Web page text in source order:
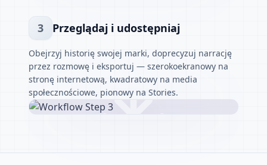
3 Przeglądaj i udostępniaj
Obejrzyj historię swojej marki, doprecyzuj narrację
przez rozmowę i eksportuj — szerokoekranowy na
stronę internetową, kwadratowy na media
społecznościowe, pionowy na Stories.